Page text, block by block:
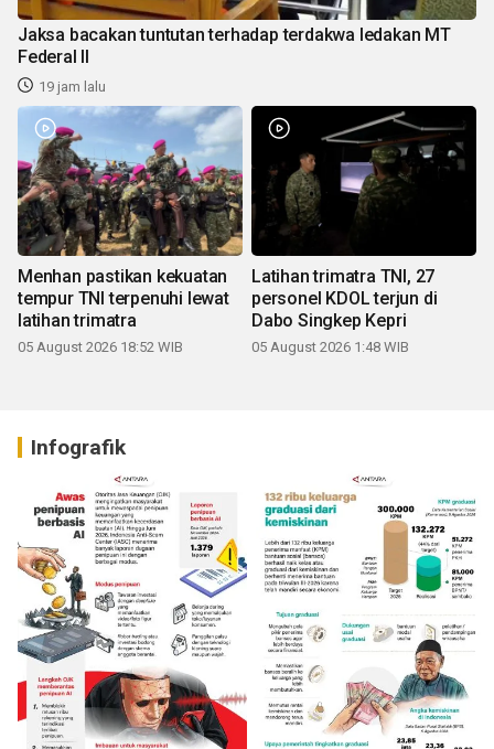
Jaksa bacakan tuntutan terhadap terdakwa ledakan MT
Federal II
19 jam lalu
Menhan pastikan kekuatan
tempur TNI terpenuhi lewat
latihan trimatra
05 August 2026 18:52 WIB
Latihan trimatra TNI, 27
personel KDOL terjun di
Dabo Singkep Kepri
05 August 2026 1:48 WIB
Infografik